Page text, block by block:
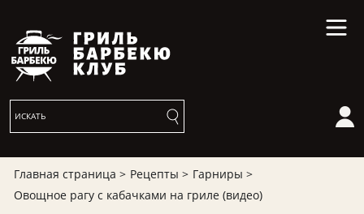
Главная страница > Рецепты > Гарниры >
Овощное рагу с кабачками на гриле (видео)